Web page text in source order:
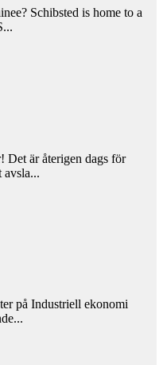
Schibsted is home to a
Det är återigen dags för
på Industriell ekonomi